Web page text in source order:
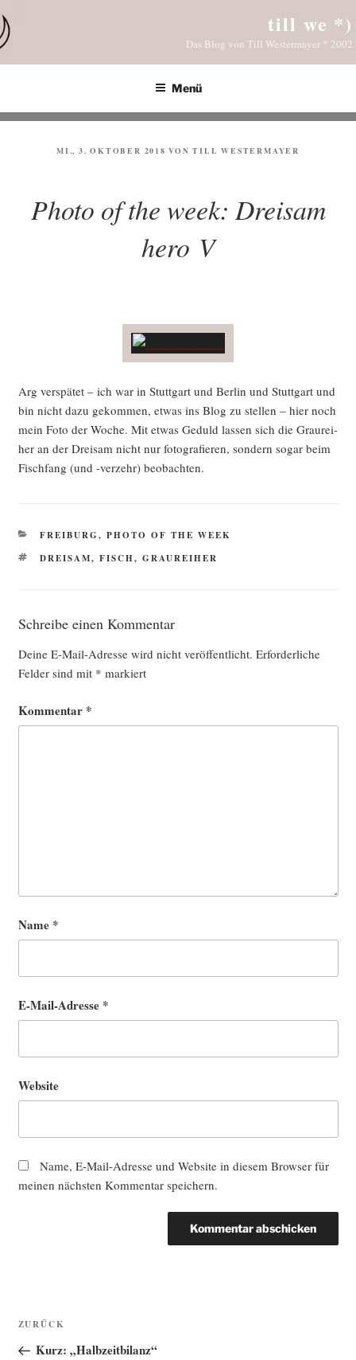
Inhalt
springen
till we *)
Das Blog von Till Westermayer * 2002
Menü
VERÖFFENTLICHT
MI., 3. OKTOBER 2018 VONTILL WESTERMAYER
Photo of the week: Dreisam
hero V
Arg ver­spä­tet – ich war in Stutt­gart und Ber­lin und Stutt­gart und
bin nicht dazu gekom­men, etwas ins Blog zu stel­len – hier noch
mein Foto der Woche. Mit etwas Geduld las­sen sich die Grau­rei­
her an der Drei­sam nicht nur foto­gra­fie­ren, son­dern sogar beim
Fisch­fang (und ‑ver­zehr) beobachten.
KATEGORIEN
FREIBURG, PHOTO OF THE WEEK
SCHLAGWÖRTER
DREISAM, FISCH, GRAUREIHER
Schreibe einen Kommentar
Deine E-Mail-Adresse wird nicht veröffentlicht. Erforderliche
Felder sind mit * markiert
Kommentar *
Name *
E-Mail-Adresse *
Website
Name, E-Mail-Adresse und Website in diesem Browser für
meinen nächsten Kommentar speichern.
Beitragsnavigation
Vorheriger
Beitrag
ZURÜCK
Kurz: „Halbzeitbilanz“